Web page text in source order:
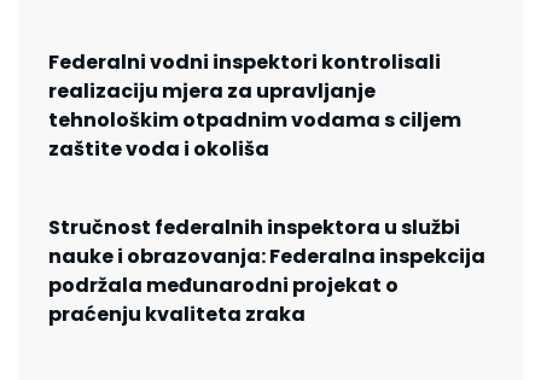
Federalni vodni inspektori kontrolisali
realizaciju mjera za upravljanje
tehnološkim otpadnim vodama s ciljem
zaštite voda i okoliša
Stručnost federalnih inspektora u službi
nauke i obrazovanja: Federalna inspekcija
podržala međunarodni projekat o
praćenju kvaliteta zraka